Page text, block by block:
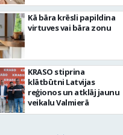
Kā bāra krēsli papildina
virtuves vai bāra zonu
KRASO stiprina
klātbūtni Latvijas
reģionos un atklāj jaunu
veikalu Valmierā